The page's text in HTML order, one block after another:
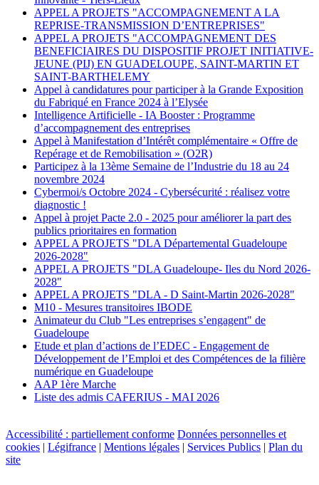
APPEL A PROJETS "ACCOMPAGNEMENT A LA
REPRISE-TRANSMISSION D’ENTREPRISES"
APPEL A PROJETS "ACCOMPAGNEMENT DES
BENEFICIAIRES DU DISPOSITIF PROJET INITIATIVE-
JEUNE (PIJ) EN GUADELOUPE, SAINT-MARTIN ET
SAINT-BARTHELEMY
Appel à candidatures pour participer à la Grande Exposition
du Fabriqué en France 2024 à l’Elysée
Intelligence Artificielle - IA Booster : Programme
d’accompagnement des entreprises
Appel à Manifestation d’Intérêt complémentaire « Offre de
Repérage et de Remobilisation » (O2R)
Participez à la 13ème Semaine de l’Industrie du 18 au 24
novembre 2024
Cybermoi/s Octobre 2024 - Cybersécurité : réalisez votre
diagnostic !
Appel à projet Pacte 2.0 - 2025 pour améliorer la part des
publics prioritaires en formation
APPEL A PROJETS "DLA Départemental Guadeloupe
2026-2028"
APPEL A PROJETS "DLA Guadeloupe- Iles du Nord 2026-
2028"
APPEL A PROJETS "DLA - D Saint-Martin 2026-2028"
M10 - Mesures transitoires IBODE
Animateur du Club "Les entreprises s’engagent" de
Guadeloupe
Etude et plan d’actions de l’EDEC - Engagement de
Développement de l’Emploi et des Compétences de la filière
numérique en Guadeloupe
AAP 1ère Marche
Liste des admis CAFERIUS - MAI 2026
Accessibilité : partiellement conforme Données personnelles et
cookies | Légifrance | Mentions légales | Services Publics | Plan du
site